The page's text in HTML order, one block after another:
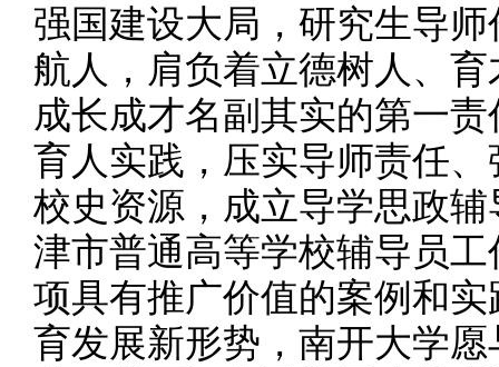
强国建设大局，研究生导
航人，肩负着立德树人、
成长成才名副其实的第一
育人实践，压实导师责任
校史资源，成立导学思政
津市普通高等学校辅导员
项具有推广价值的案例和
育发展新形势，南开大学